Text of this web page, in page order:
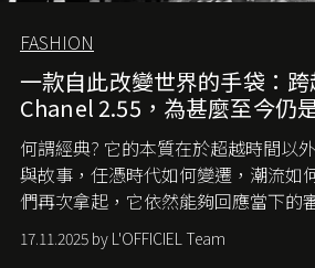
FASHION
一款自此改變世界的手袋：跨
Chanel 2.55，為甚麼至今仍
何謂經典? 它的本質在於超越時間以
與故事，任憑時代如何變遷，潮流如
們再次拿起，它依然能夠回應當下的
手袋更是這樣存在，自問世至今，一
位。如果說每個女生的第一個夢想手
17.11.2025 by L'OFFICIEL Team